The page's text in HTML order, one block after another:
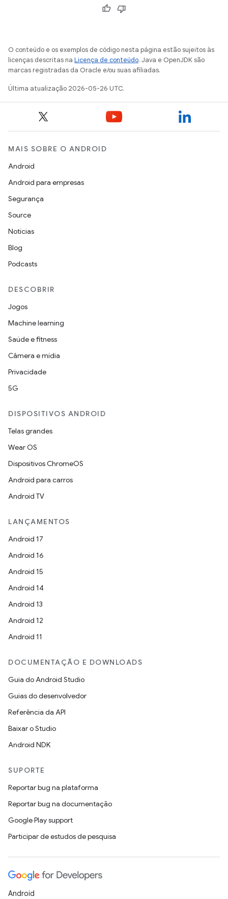
O conteúdo e os exemplos de código nesta página estão sujeitos às
licenças descritas na Licença de conteúdo. Java e OpenJDK são
marcas registradas da Oracle e/ou suas afiliadas.
Última atualização 2026-05-26 UTC.
MAIS SOBRE O ANDROID
Android
Android para empresas
Segurança
Source
Notícias
Blog
Podcasts
DESCOBRIR
Jogos
Machine learning
Saúde e fitness
Câmera e mídia
Privacidade
5G
DISPOSITIVOS ANDROID
Telas grandes
Wear OS
Dispositivos ChromeOS
Android para carros
Android TV
LANÇAMENTOS
Android 17
Android 16
Android 15
Android 14
Android 13
Android 12
Android 11
DOCUMENTAÇÃO E DOWNLOADS
Guia do Android Studio
Guias do desenvolvedor
Referência da API
Baixar o Studio
Android NDK
SUPORTE
Reportar bug na plataforma
Reportar bug na documentação
Google Play support
Participar de estudos de pesquisa
Android